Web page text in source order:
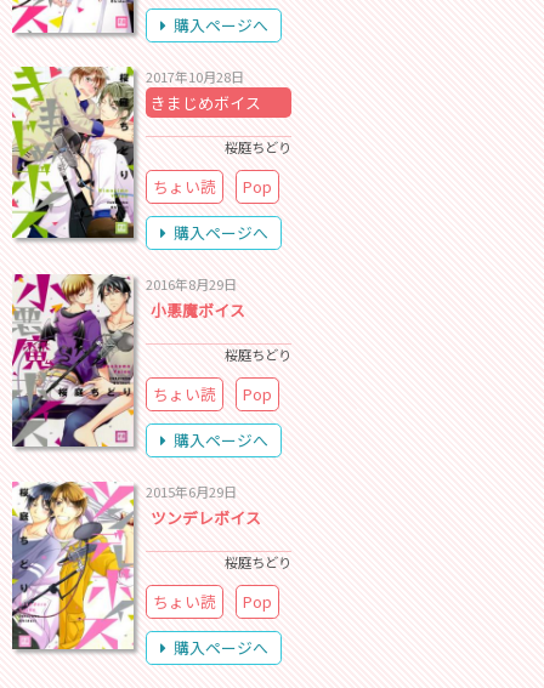
購入ページへ
2017年10月28日
きまじめボイス
桜庭ちどり
ちょい読
Pop
購入ページへ
2016年8月29日
小悪魔ボイス
桜庭ちどり
ちょい読
Pop
購入ページへ
2015年6月29日
ツンデレボイス
桜庭ちどり
ちょい読
Pop
購入ページへ